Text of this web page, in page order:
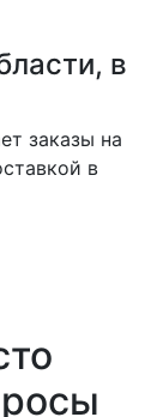
в
заказы на
в